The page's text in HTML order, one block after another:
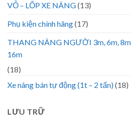
VỎ – LỐP XE NÂNG(13)
Phụ kiện chính hãng(17)
THANG NÂNG NGƯỜI 3m, 6m,
16m
(18)
Xe nâng bán tự động (1t – 2 tấn)(18)
LƯU TRỮ